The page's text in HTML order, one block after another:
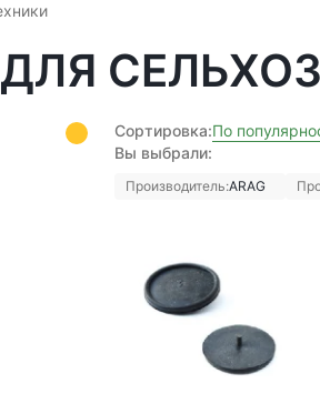
Сортировка:По
Вы выбрали:
Производитель:ARAG